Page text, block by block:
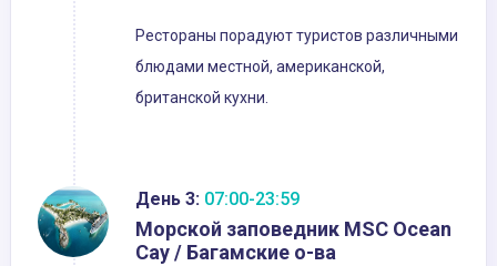
Рестораны порадуют туристов различными
блюдами местной, американской,
британской кухни.
День 3: 07:00-23:59
Морской заповедник MSC Ocean
Cay / Багамские о-ва